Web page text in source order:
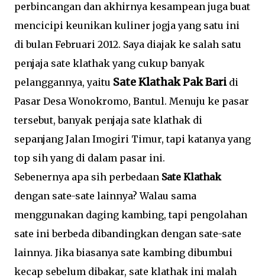
perbincangan dan akhirnya kesampean juga buat
mencicipi keunikan kuliner jogja yang satu ini
di bulan Februari 2012. Saya diajak ke salah satu
penjaja sate klathak yang cukup banyak
pelanggannya, yaitu Sate Klathak Pak Baridi
Pasar Desa Wonokromo, Bantul. Menuju ke pasar
tersebut, banyak penjaja sate klathak di
sepanjang Jalan Imogiri Timur, tapi katanya yang
top sih yang di dalam pasar ini.
Sebenernya apa sih perbedaan Sate Klathak
dengan sate-sate lainnya? Walau sama
menggunakan daging kambing, tapi pengolahan
sate ini berbeda dibandingkan dengan sate-sate
lainnya. Jika biasanya sate kambing dibumbui
kecap sebelum dibakar, sate klathak ini malah